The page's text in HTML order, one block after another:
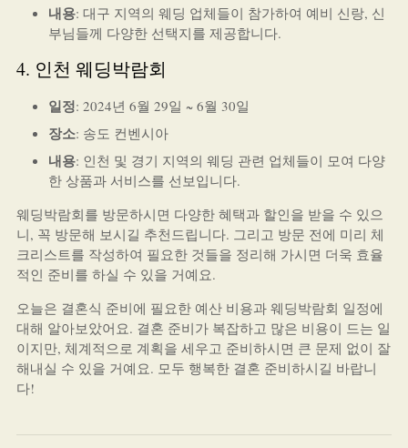
내용: 대구 지역의 웨딩 업체들이 참가하여 예비 신랑, 신
부님들께 다양한 선택지를 제공합니다.
4. 인천 웨딩박람회
일정: 2024년 6월 29일 ~ 6월 30일
장소: 송도 컨벤시아
내용: 인천 및 경기 지역의 웨딩 관련 업체들이 모여 다양
한 상품과 서비스를 선보입니다.
웨딩박람회를 방문하시면 다양한 혜택과 할인을 받을 수 있으
니, 꼭 방문해 보시길 추천드립니다. 그리고 방문 전에 미리 체
크리스트를 작성하여 필요한 것들을 정리해 가시면 더욱 효율
적인 준비를 하실 수 있을 거예요.
오늘은 결혼식 준비에 필요한 예산 비용과 웨딩박람회 일정에
대해 알아보았어요. 결혼 준비가 복잡하고 많은 비용이 드는 일
이지만, 체계적으로 계획을 세우고 준비하시면 큰 문제 없이 잘
해내실 수 있을 거예요. 모두 행복한 결혼 준비하시길 바랍니
다!